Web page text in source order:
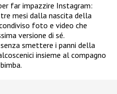
far impazzire Instagram:
mesi dalla nascita della
foto e video che
versione di sé.
smettere i panni della
insieme al compagno